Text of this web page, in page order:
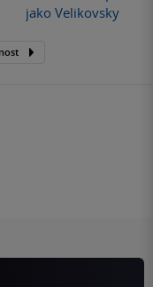
jako Velikovsky